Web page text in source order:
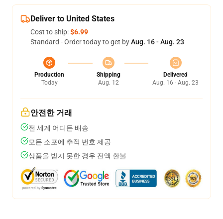
Deliver to United States
Cost to ship:$6.99
Standard - Order today to get byAug. 16 - Aug. 23
Production
Today
Shipping
Aug. 12
Delivered
Aug. 16 - Aug. 23
안전한 거래
전 세계 어디든 배송
모든 소포에 추적 번호 제공
상품을 받지 못한 경우 전액 환불